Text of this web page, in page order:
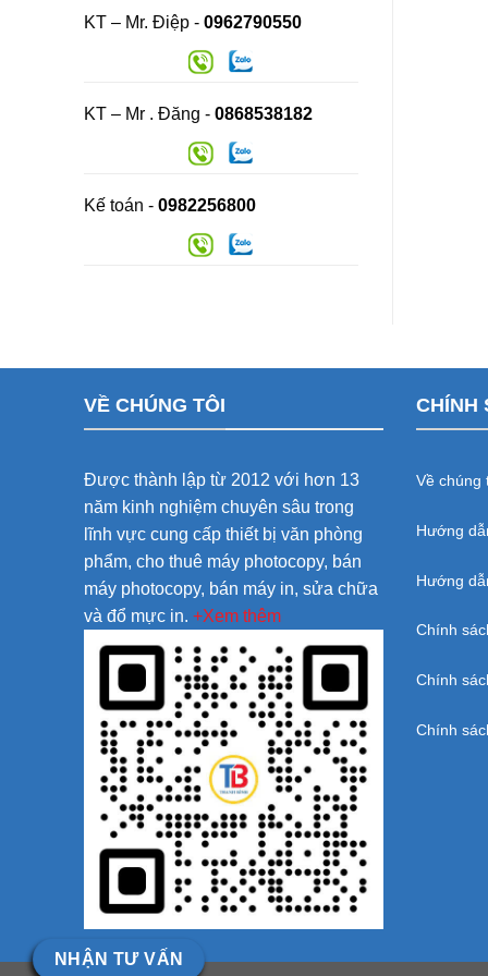
KT – Mr. Điệp - 0962790550
KT – Mr . Đăng - 0868538182
Kế toán - 0982256800
VỀ CHÚNG TÔI
Được thành lập từ 2012 với hơn 13
năm kinh nghiệm chuyên sâu trong
lĩnh vực cung cấp thiết bị văn phòng
phẩm, cho thuê máy photocopy, bán
máy photocopy, bán máy in, sửa chữa
và đổ mực in. +Xem thêm
CHÍNH
Về chúng
Hướng
Hướng
Chính
Chính
Chính
NHẬN TƯ VẤN